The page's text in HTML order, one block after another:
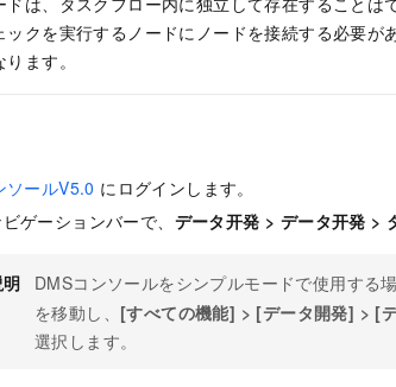
ックを実行するノードにノードを接続する必要
ます。
ソールV5.0 にログインします。
ゲーションバーで、 データ开発 > データ开発 >
DMSコンソールをシンプルモードで使用する
を移動し、 [すべての機能] > [データ開発] > [
選択します。